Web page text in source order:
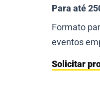
Para até
Formato
eventos
Solicitar